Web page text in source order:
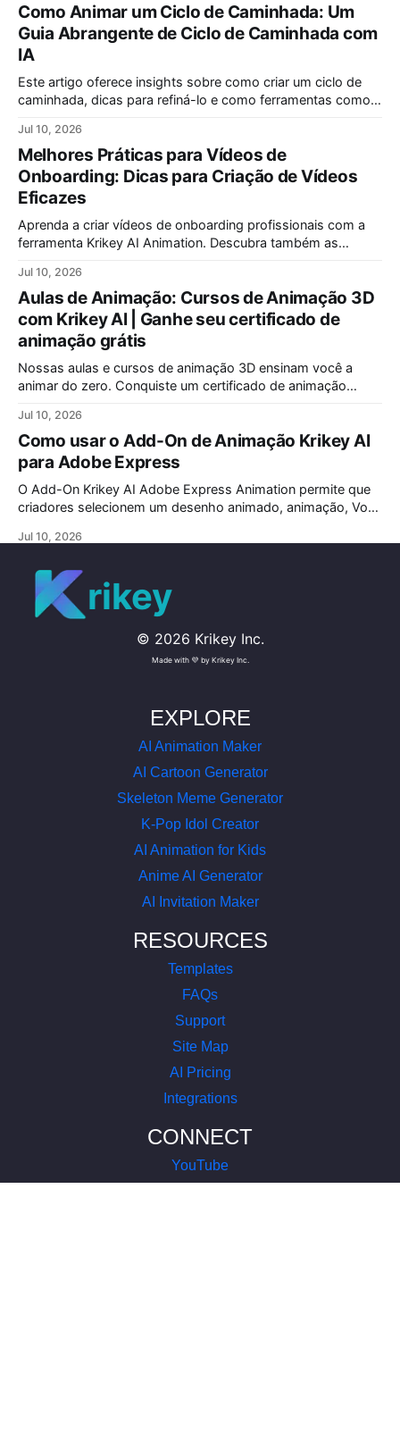
Como Animar um Ciclo de Caminhada: Um
Guia Abrangente de Ciclo de Caminhada com
IA
Este artigo oferece insights sobre como criar um ciclo de
caminhada, dicas para refiná-lo e como ferramentas como a
um ciclo de caminhada.
Jul 10, 2026
Melhores Práticas para Vídeos de
Onboarding: Dicas para Criação de Vídeos
Eficazes
Aprenda a criar vídeos de onboarding profissionais com a
ferramenta Krikey AI Animation. Descubra também as
impactante e memorável, garantindo que sua mensagem
seja lembrada pelo seu público-alvo.
Jul 10, 2026
Aulas de Animação: Cursos de Animação 3D
com Krikey AI | Ganhe seu certificado de
animação grátis
Nossas aulas e cursos de animação 3D ensinam você a
animar do zero. Conquiste um certificado de animação
para iniciantes e programas especiais de animação para
crianças. Comece sua jornada criativa hoje!
Jul 10, 2026
Como usar o Add-On de Animação Krikey AI
para Adobe Express
O Add-On Krikey AI Adobe Express Animation permite que
criadores selecionem um desenho animado, animação, Voz
personalizados para o seu projeto Adobe Express
Jul 10, 2026
rikey
© 2026 Krikey Inc.
Made with 💜 by Krikey Inc.
EXPLORE
AI Animation Maker
AI Cartoon Generator
Skeleton Meme Generator
K-Pop Idol Creator
AI Animation for Kids
Anime AI Generator
AI Invitation Maker
RESOURCES
Templates
FAQs
Support
Site Map
AI Pricing
Integrations
CONNECT
YouTube